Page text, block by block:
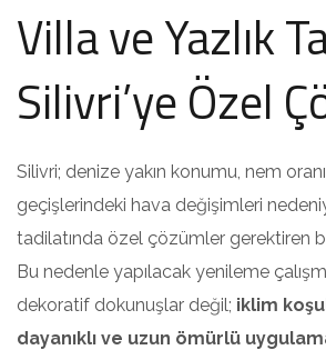
Villa ve Yazlık
Silivri’ye Özel
Silivri; denize yakın konumu, nem
geçişlerindeki hava değişimleri
tadilatında özel çözümler gerektiren
Bu nedenle yapılacak yenileme
dekoratif dokunuşlar değil; iklim
dayanıklı ve uzun ömürlü